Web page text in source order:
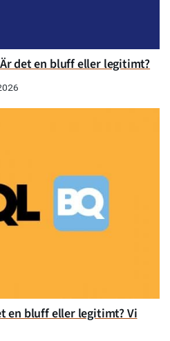
det en bluff eller legitimt?
en bluff eller legitimt? Vi